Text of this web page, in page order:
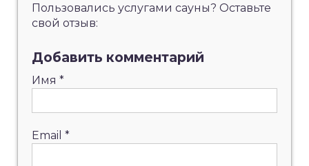
Пользовались услугами сауны? Оставьте
свой отзыв:
Добавить комментарий
Имя *
Email *